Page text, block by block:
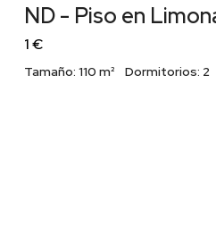
ND - Piso en
1 €
Tamaño: 110 m² Dormitorios: 2